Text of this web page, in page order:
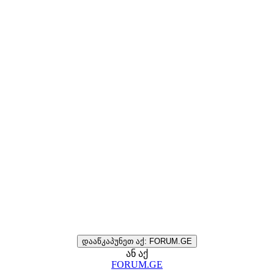
დააწკაპუნეთ აქ: FORUM.GE
ან აქ
FORUM.GE